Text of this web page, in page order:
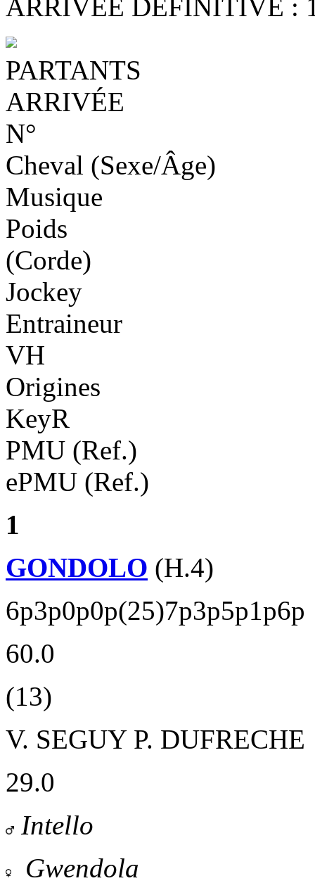
ARRIVÉE DÉFINITIVE :
PARTANTS
ARRIVÉE
N°
Cheval (Sexe/Âge)
Musique
Poids
(Corde)
Jockey
Entraineur
VH
Origines
KeyR
PMU (Ref.)
ePMU (Ref.)
1
GONDOLO (H.4)
6p3p0p0p(25)7p3p5p1p6p
60.0
(13)
V. SEGUY P. DUFRECHE
29.0
Intello
Gwendola